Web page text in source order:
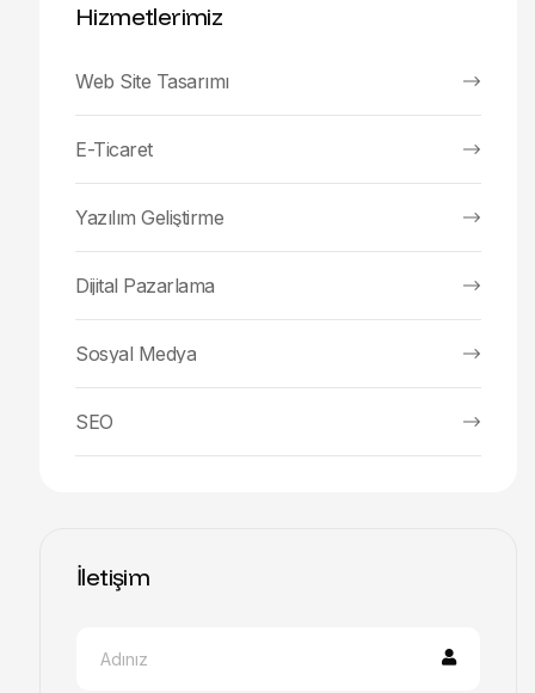
Hizmetlerimiz
Web Site Tasarımı
E-Ticaret
Yazılım Geliştirme
Dijital Pazarlama
Sosyal Medya
SEO
İletişim